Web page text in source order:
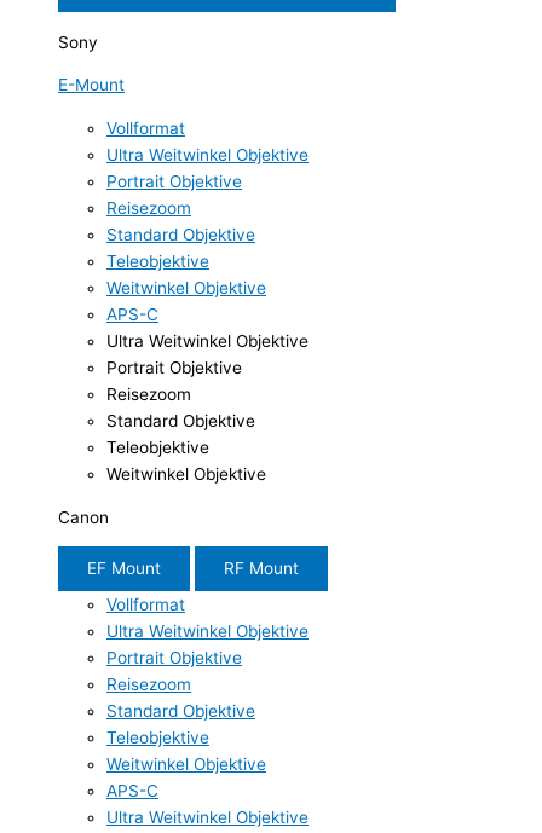
Sony
E-Mount
Vollformat
Ultra Weitwinkel Objektive
Portrait Objektive
Reisezoom
Standard Objektive
Teleobjektive
Weitwinkel Objektive
APS-C
Ultra Weitwinkel Objektive
Portrait Objektive
Reisezoom
Standard Objektive
Teleobjektive
Weitwinkel Objektive
Canon
EF Mount
RF Mount
Vollformat
Ultra Weitwinkel Objektive
Portrait Objektive
Reisezoom
Standard Objektive
Teleobjektive
Weitwinkel Objektive
APS-C
Ultra Weitwinkel Objektive